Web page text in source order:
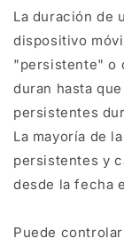
La duración de
dispositivo
"persistente" o
duran hasta
persistentes
La mayoría de
persistentes y
desde la fecha
Puede